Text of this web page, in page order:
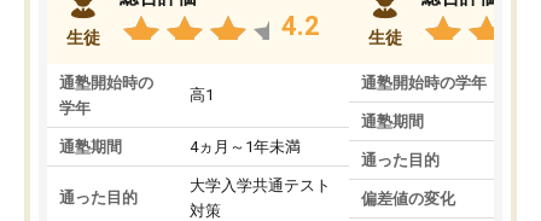
生徒 4.2
通塾開始時の
学年
高1
通塾期間 4ヵ月～1年未満
通った目的
大学入学共通テスト
対策
生徒
通塾開始時の学年
通塾期間
通った目的
偏差値の変化